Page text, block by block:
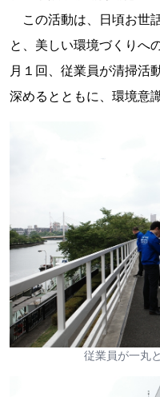
この活動は、日頃お世
と、美しい環境づくりへ
月１回、従業員が清掃活
深めるとともに、環境意
従業員が一丸